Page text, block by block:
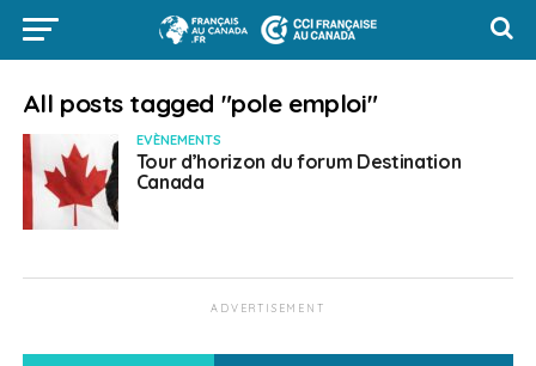
All posts tagged "pole emploi"
EVÈNEMENTS
Tour d’horizon du forum Destination
Canada
ADVERTISEMENT